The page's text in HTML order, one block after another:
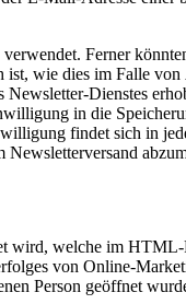
Ferner
ist, wie dies im Falle
Dienstes
in die
findet sich in
wird, welche im HTML-
von Online-
Person geöffnet